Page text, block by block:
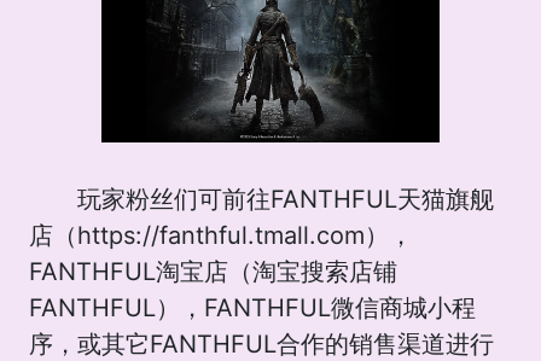
玩家粉丝们可前往FANTHFUL天猫旗舰
店（https://fanthful.tmall.com），
FANTHFUL淘宝店（淘宝搜索店铺
FANTHFUL），FANTHFUL微信商城小程
序，或其它FANTHFUL合作的销售渠道进行